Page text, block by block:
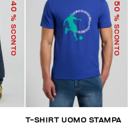
40
% SCONTO
50
% SCONTO
T-SHIRT UOMO STAMPA